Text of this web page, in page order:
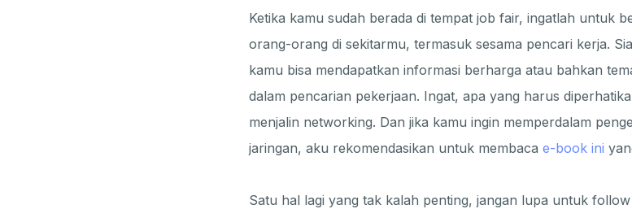
Ketika kamu sudah berada di tempat job fair, ingatlah untuk
orang-orang di sekitarmu, termasuk sesama pencari kerja.
kamu bisa mendapatkan informasi berharga atau bahkan
dalam pencarian pekerjaan. Ingat, apa yang harus
menjalin networking. Dan jika kamu ingin memperdalam
jaringan, aku rekomendasikan untuk membaca e-book ini
Satu hal lagi yang tak kalah penting, jangan lupa untuk